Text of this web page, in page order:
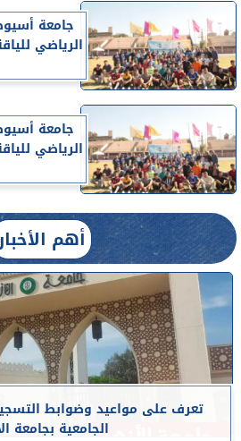
جامعة
جامعة
أهم
تعرف على مواعيد وضوابط
الجامعية بجامعة